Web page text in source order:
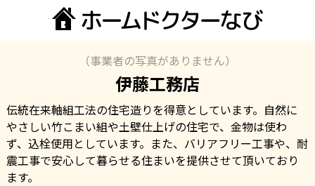
（事業者の写真がありません）
伊藤工務店
伝統在来軸組工法の住宅造りを得意としています。自然に
やさしい竹こまい組や土壁仕上げの住宅で、金物は使わ
ず、込栓使用としています。また、バリアフリー工事や、耐
震工事で安心して暮らせる住まいを提供させて頂いており
ます。